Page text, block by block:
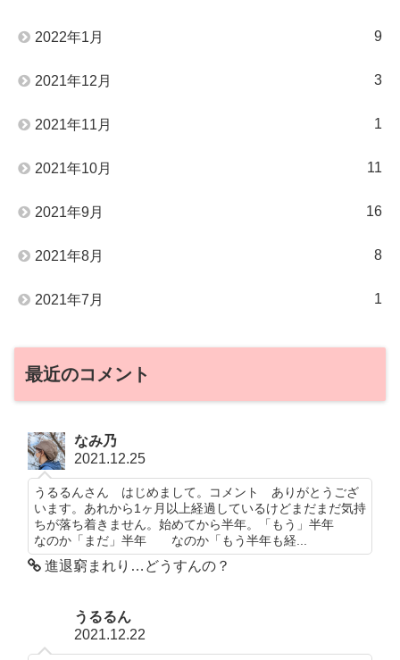
2022年1月 9
2021年12月 3
2021年11月 1
2021年10月 11
2021年9月 16
2021年8月 8
2021年7月 1
最近のコメント
なみ乃
2021.12.25
うるるんさん はじめまして。コメント ありがとうござ
います。あれから1ヶ月以上経過しているけどまだまだ気持
ちが落ち着きません。始めてから半年。「もう」半年
なのか「まだ」半年 なのか「もう半年も経...
進退窮まれり…どうすんの？
うるるん
2021.12.22